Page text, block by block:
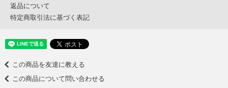
返品について
特定商取引法に基づく表記
この商品を友達に教える
この商品について問い合わせる